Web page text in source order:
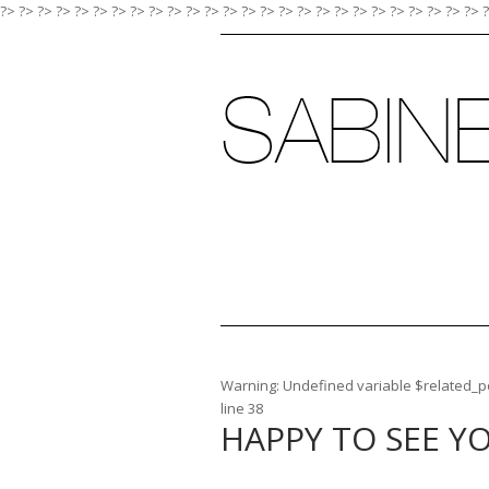
?> ?> ?> ?> ?> ?> ?> ?> ?> ?> ?> ?> ?> ?> ?> ?> ?> ?> ?> ?> ?> ?> ?> ?> ?> ?>
Warning: Undefined variable
line 38
HAPPY TO SEE